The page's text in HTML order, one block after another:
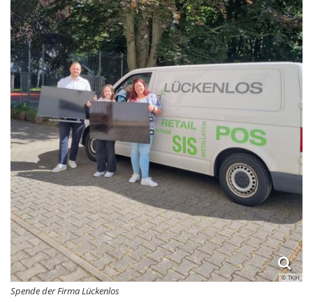
© TKJH
Spende der Firma Lückenlos